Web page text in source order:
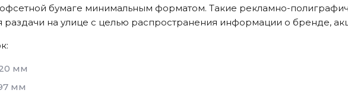
бумаге минимальным форматом. Такие рекламно-
раздачи на улице с целью распространения информации о бренде,
мм
мм